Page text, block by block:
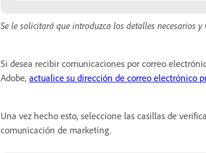
Se le solicitará que introduzca los detalles necesarios
Si desea recibir comunicaciones por correo
Adobe, actualice su dirección de correo electrónico
Una vez hecho esto, seleccione las casillas de
comunicación de marketing.